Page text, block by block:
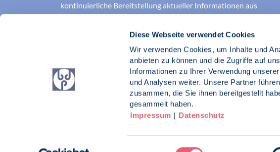
Diese Webseite verwendet Cookies
Wir verwenden Cookies, um Inhalte und
anbieten zu können und die Zugriffe auf
Informationen zu Ihrer Verwendung
und Analysen weiter. Unsere Partner
zusammen, die Sie ihnen bereitgestellt
gesammelt haben.
Impressum | Datenschutz
Einwilligungsauswahl
kontinuierliche Bereitstellung aktueller Informationen aus
Wissenschaft und Praxis für den Berufsalltag.
Wir erschließen und sichern Berufsfelder und sorgen dafür, dass
Erkenntnisse der Psychologie kompetent und
umgesetzt werden. Darüber hinaus stärken wir das Ansehen aller
Psychologinnen und Psychologen in der Öffentlichkeit und
vertreten eigene berufspolitische Positionen in der Gesellschaft.
Berufsverband Deutscher Psychologinnen und Psychologen
Impressum